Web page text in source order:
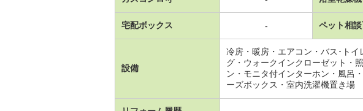
宅配ボックス - ペット相
設備
冷房・暖房・エアコン・バス･ト
グ・ウォークインクローゼット・
ン・モニタ付インターホン・風呂
ーズボックス・室内洗濯機置き場